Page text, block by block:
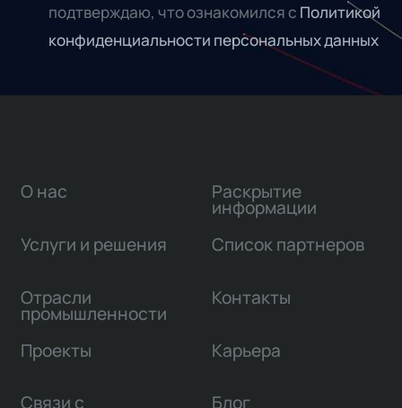
подтверждаю, что ознакомился с Политикой
конфиденциальности персональных данных
О нас
Услуги и решения
Отрасли
промышленности
Проекты
Связи с
Раскрытие
информации
Список партнеров
Контакты
Карьера
Блог